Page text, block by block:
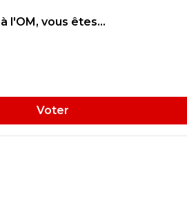
l'OM, vous êtes...
Voter